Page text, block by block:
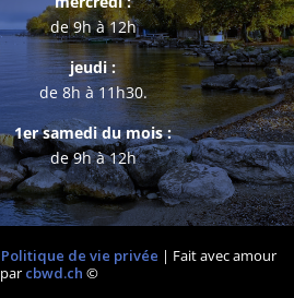
de 9h à 12h
jeudi :
de 8h à 11h30.
1er samedi du mois :
de 9h à 12h
Politique de vie privée | Fait avec amour
par cbwd.ch ©